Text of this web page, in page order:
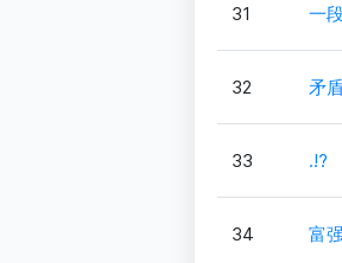
31 一
32 矛
33 .!?
34 富